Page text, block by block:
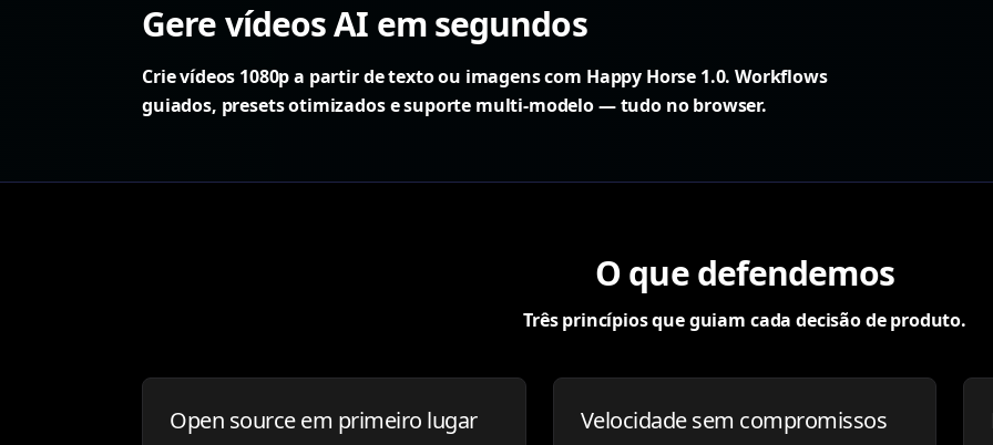
Gere vídeos AI em segundos
Crie vídeos 1080p a partir de texto ou imagens com Happy Horse 1.0. Workflows
guiados, presets otimizados e suporte multi-modelo — tudo no browser.
O que defendemos
Três princípios que guiam cada decisão de produto.
Open source em primeiro lugar Velocidade sem compromissos